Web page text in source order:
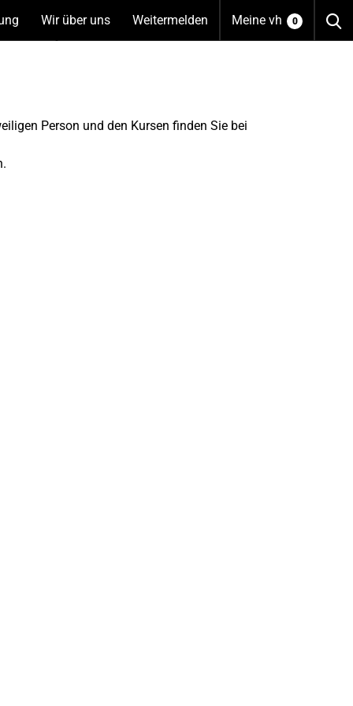
Meine vh 0
(Unterseiten
Wir über uns(Unterseiten
Weitermelden
Person und den Kursen finden Sie bei